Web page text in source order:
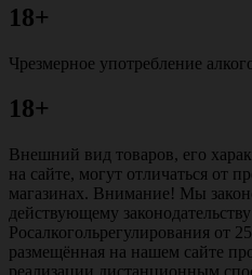
18+
Чрезмерное употребление
18+
Внешний вид товаров, его
на сайте, могут отличаться от
магазинах. Внимание! Мы
действующему
Росалкогольрегулирования от
размещённая на нашем сайте